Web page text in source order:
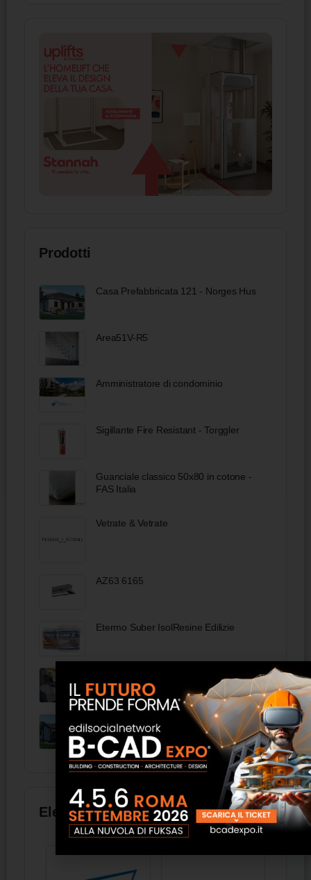
Prodotti
Casa Prefabbricata 121 - Norges Hus
Area51V-R5
Amministratore di condominio
Sigillante Fire Resistant - Torggler
Guanciale classico 50x80 in cotone -
FAS Italia
Vetrate & Vetrate
AZ63 6165
Etermo Suber IsolResine Edilizie
Casa Prefabbricata 115 - Norges Hus
Elenco aziende